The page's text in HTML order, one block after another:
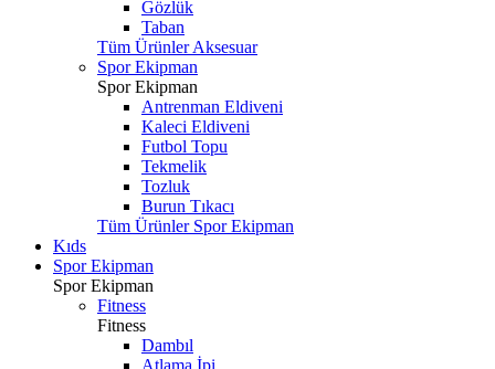
Gözlük
Taban
Tüm Ürünler Aksesuar
Spor Ekipman
Spor Ekipman
Antrenman Eldiveni
Kaleci Eldiveni
Futbol Topu
Tekmelik
Tozluk
Burun Tıkacı
Tüm Ürünler Spor Ekipman
Kıds
Spor Ekipman
Spor Ekipman
Fitness
Fitness
Dambıl
Atlama İpi